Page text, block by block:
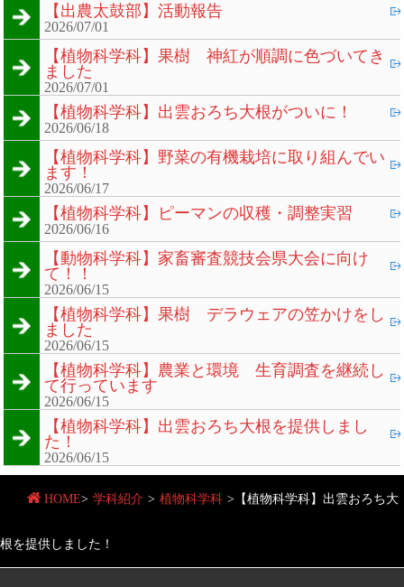
【出農太鼓部】活動報告
2026/07/01
【植物科学科】果樹 神紅が順調に色づいてき
ました
2026/07/01
【植物科学科】出雲おろち大根がついに！
2026/06/18
【植物科学科】野菜の有機栽培に取り組んでい
ます！
2026/06/17
【植物科学科】ピーマンの収穫・調整実習
2026/06/16
【動物科学科】家畜審査競技会県大会に向け
て！！
2026/06/15
【植物科学科】果樹 デラウェアの笠かけをし
ました
2026/06/15
【植物科学科】農業と環境 生育調査を継続し
て行っています
2026/06/15
【植物科学科】出雲おろち大根を提供しまし
た！
2026/06/15
HOME> 学科紹介 > 植物科学科 > 【植物科学科】出雲おろち大
根を提供しました！